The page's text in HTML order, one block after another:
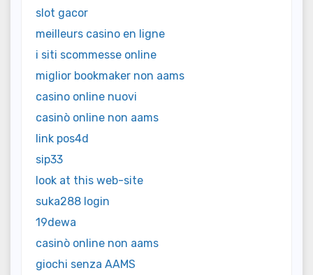
slot gacor
meilleurs casino en ligne
i siti scommesse online
miglior bookmaker non aams
casino online nuovi
casinò online non aams
link pos4d
sip33
look at this web-site
suka288 login
19dewa
casinò online non aams
giochi senza AAMS